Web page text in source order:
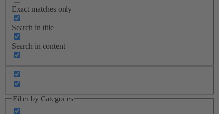
Exact matches only
Search in title
Search in content
Filter by Categories